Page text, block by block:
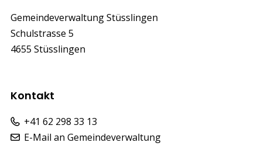
Gemeindeverwaltung Stüsslingen
Schulstrasse 5
4655 Stüsslingen
Kontakt
+41 62 298 33 13
E-Mail an Gemeindeverwaltung